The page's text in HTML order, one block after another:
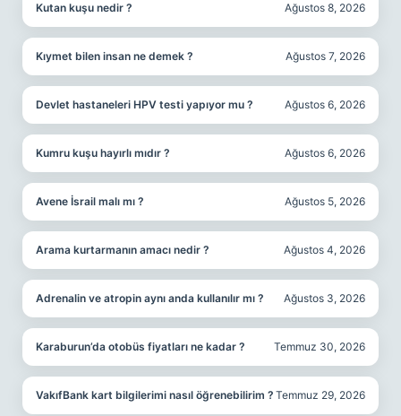
Kutan kuşu nedir ? Ağustos 8, 2026
Kıymet bilen insan ne demek ? Ağustos 7, 2026
Devlet hastaneleri HPV testi yapıyor mu ? Ağustos 6, 2026
Kumru kuşu hayırlı mıdır ? Ağustos 6, 2026
Avene İsrail malı mı ? Ağustos 5, 2026
Arama kurtarmanın amacı nedir ? Ağustos 4, 2026
Adrenalin ve atropin aynı anda kullanılır mı ? Ağustos 3, 2026
Karaburun’da otobüs fiyatları ne kadar ? Temmuz 30, 2026
VakıfBank kart bilgilerimi nasıl öğrenebilirim ? Temmuz 29, 2026